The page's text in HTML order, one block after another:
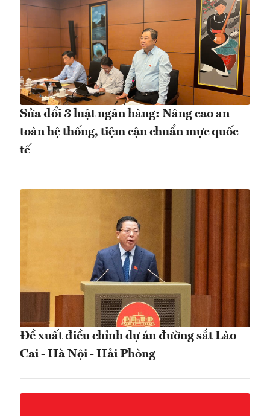
Sửa đổi 3 luật ngân hàng: Nâng cao an
toàn hệ thống, tiệm cận chuẩn mực quốc
tế
Đề xuất điều chỉnh dự án đường sắt Lào
Cai - Hà Nội - Hải Phòng